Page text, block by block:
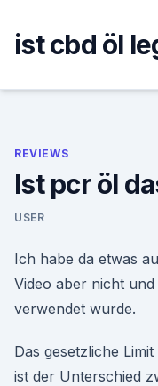
content
ist cbd öl
REVIEWS
Ist pcr öl
USER
Ich habe da etwas
Video aber nicht
verwendet wurde.
Das gesetzliche
ist der Unterschied